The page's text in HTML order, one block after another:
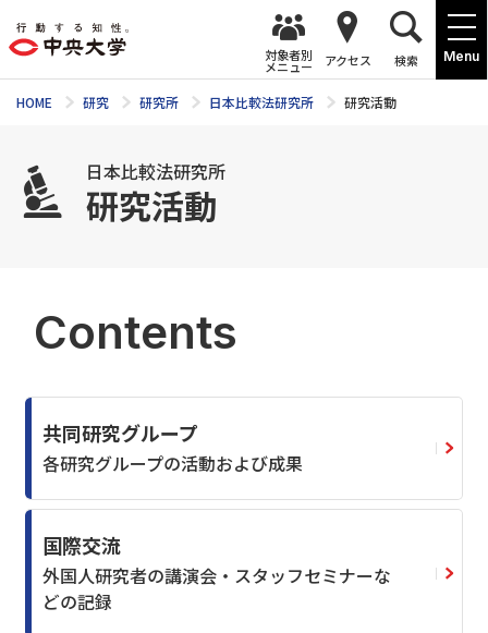
Menu
対象者別
メニュー アクセス 検索
HOME 研究 研究所 日本比較法研究所 研究活動
日本比較法研究所
研究活動
Contents
共同研究グループ
各研究グループの活動および成果
国際交流
外国人研究者の講演会・スタッフセミナーな
どの記録